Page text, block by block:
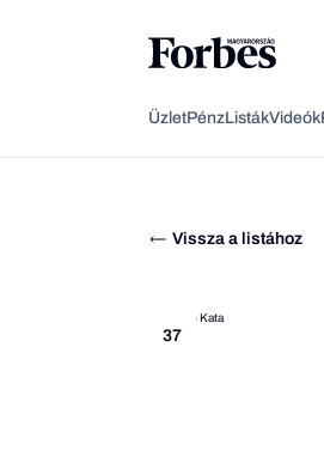
ÜzletPénzListákVideók
Vissza a listához
37